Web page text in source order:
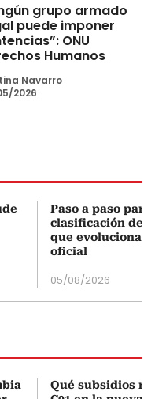
grupo armado
puede imponer
ONU
Humanos
Navarro
2026
Paso a paso
clasificación del
que evoluciona
oficial
05/08/2026
Qué subsidios